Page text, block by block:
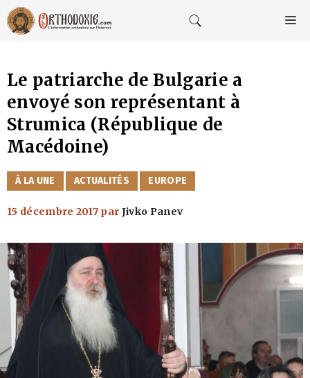
Aller
au
contenu
Le patriarche de Bulgarie a
envoyé son représentant à
Strumica (République de
Macédoine)
CATÉGORIES
À LA UNE ACTUALITÉS EUROPE
15 décembre 2017 par Jivko Panev